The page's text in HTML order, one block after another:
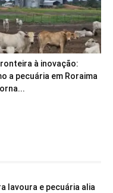
à inovação:
a pecuária em Roraima
lavoura e pecuária alia